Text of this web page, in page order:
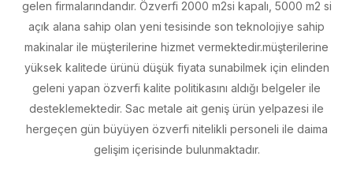
makinalar ile müşterilerine hizmet vermektedir.müşterilerine
yüksek kalitede ürünü düşük fiyata sunabilmek için elinden
geleni yapan özverfi kalite politikasını aldığı belgeler ile
desteklemektedir. Sac metale ait geniş ürün yelpazesi ile
hergeçen gün büyüyen özverfi nitelikli personeli ile daima
gelişim içerisinde bulunmaktadır.